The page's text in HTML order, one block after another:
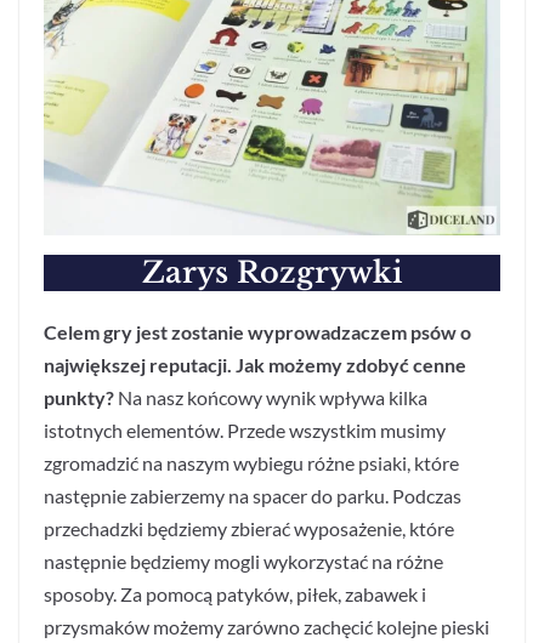
Zarys Rozgrywki
Celem gry jest zostanie wyprowadzaczem psów o
największej reputacji. Jak możemy zdobyć cenne
punkty? Na nasz końcowy wynik wpływa kilka
istotnych elementów. Przede wszystkim musimy
zgromadzić na naszym wybiegu różne psiaki, które
następnie zabierzemy na spacer do parku. Podczas
przechadzki będziemy zbierać wyposażenie, które
następnie będziemy mogli wykorzystać na różne
sposoby. Za pomocą patyków, piłek, zabawek i
przysmaków możemy zarówno zachęcić kolejne pieski